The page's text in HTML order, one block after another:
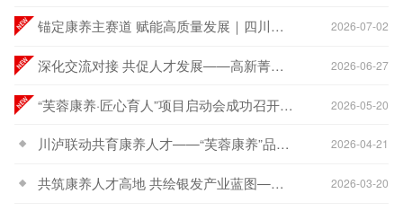
锚定康养主赛道 赋能高质量发展｜四川西部人力资源开发中心成功召开2026年度半年总结会 2026-07-02
深化交流对接 共促人才发展——高新菁蓉汇智人才一行莅临西部人力资源开发中心交流座谈 2026-06-27
“芙蓉康养·匠心育人”项目启动会成功召开 政行校企协同共筑就业困难群体赋能新生态 2026-05-20
川泸联动共育康养人才——“芙蓉康养”品牌建设交流座谈会顺利举行 2026-04-21
共筑康养人才高地 共绘银发产业蓝图——“芙蓉康养”银发产业技能人才培育体系专题研讨会成功举办 2026-03-20